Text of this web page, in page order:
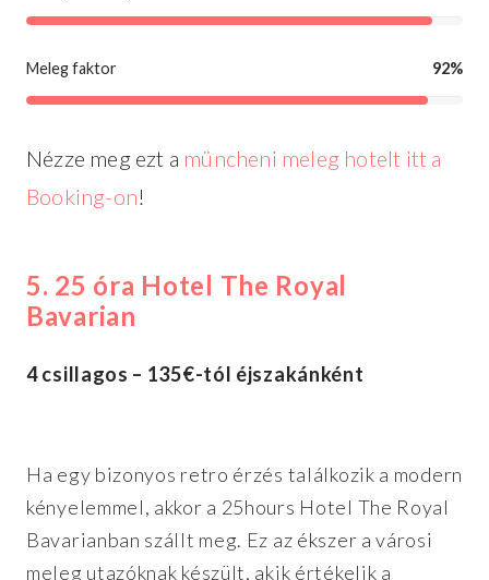
Meleg faktor 92%
Nézze meg ezt a müncheni meleg hotelt itt a
Booking-on!
5. 25 óra Hotel The Royal
Bavarian
4 csillagos – 135€-tól éjszakánként
Ha egy bizonyos retro érzés találkozik a modern
kényelemmel, akkor a 25hours Hotel The Royal
Bavarianban szállt meg. Ez az ékszer a városi
meleg utazóknak készült, akik értékelik a